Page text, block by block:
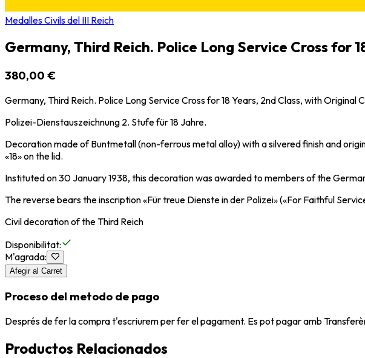
Medalles Civils del III Reich
Germany, Third Reich. Police Long Service Cross for
380,00 €
Germany, Third Reich. Police Long Service Cross for 18 Years, 2nd Class, with Original
Polizei-Dienstauszeichnung 2. Stufe für 18 Jahre.
Decoration made of Buntmetall (non-ferrous metal alloy) with a silvered finish and
«18» on the lid.
Instituted on 30 January 1938, this decoration was awarded to members of the
The reverse bears the inscription «Für treue Dienste in der Polizei» («For Faithful
Civil decoration of the Third Reich
Disponibilitat:
M'agrada:
Afegir al Carret
Proceso del metodo de pago
Després de fer la compra t'escriurem per fer el pagament. Es pot pagar amb
Productos Relacionados